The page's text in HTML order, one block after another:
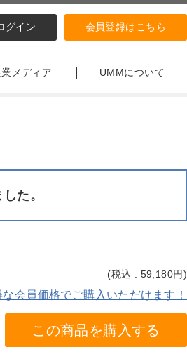
グイン 会員登録はこちら
業メディア UMMについて
た。
(税込 : 59,180円)
会員価格でご購入いただけます！
この商品を購入する